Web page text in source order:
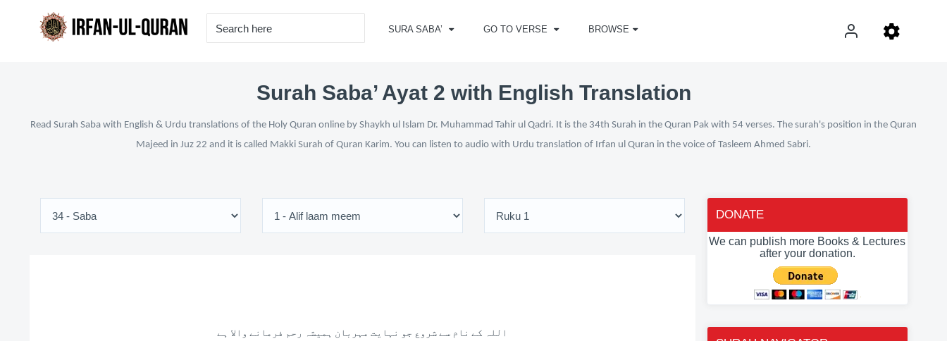
SURA SABA’ GO TO VERSE BROWSE
Surah Saba’ Ayat 2 with English Translation
Read Surah Saba with English & Urdu translations of the Holy Quran online by Shaykh ul Islam Dr. Muhammad Tahir ul Qadri. It is the 34th Surah in the Quran Pak with 54 verses. The surah's position in the Quran
Majeed in Juz 22 and it is called Makki Surah of Quran Karim. You can listen to audio with Urdu translation of Irfan ul Quran in the voice of Tasleem Ahmed Sabri.
اللہ کے نام سے شروع جو نہایت مہربان ہمیشہ رحم فرمانے والا ہے
DONATE
We can publish more Books & Lectures
after your donation.